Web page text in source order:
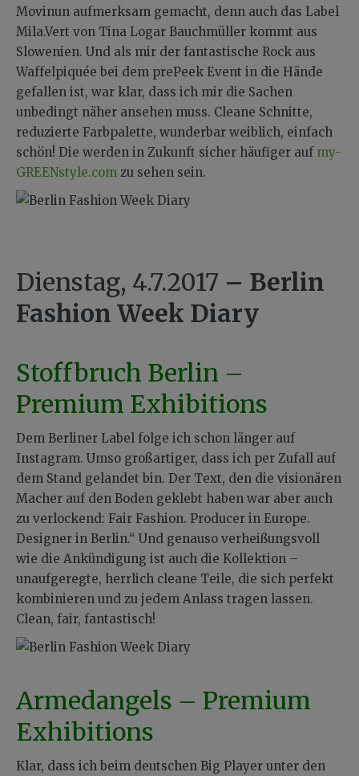
Movinun aufmerksam gemacht, denn auch das Label
Mila.Vert von Tina Logar Bauchmüller kommt aus
Slowenien. Und als mir der fantastische Rock aus
Waffelpiquée bei dem prePeek Event in die Hände
gefallen ist, war klar, dass ich mir die Sachen
unbedingt näher ansehen muss. Cleane Schnitte,
reduzierte Farbpalette, wunderbar weiblich, einfach
schön! Die werden in Zukunft sicher häufiger auf my-
GREENstyle.com zu sehen sein.
Dienstag, 4.7.2017 – Berlin
Fashion Week Diary
Stoffbruch Berlin –
Premium Exhibitions
Dem Berliner Label folge ich schon länger auf
Instagram. Umso großartiger, dass ich per Zufall auf
dem Stand gelandet bin. Der Text, den die visionären
Macher auf den Boden geklebt haben war aber auch
zu verlockend: Fair Fashion. Producer in Europe.
Designer in Berlin.“ Und genauso verheißungsvoll
wie die Ankündigung ist auch die Kollektion –
unaufgeregte, herrlich cleane Teile, die sich perfekt
kombinieren und zu jedem Anlass tragen lassen.
Clean, fair, fantastisch!
Armedangels – Premium
Exhibitions
Klar, dass ich beim deutschen Big Player unter den